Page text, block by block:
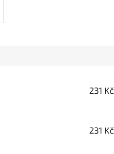
231 Kč
231 Kč